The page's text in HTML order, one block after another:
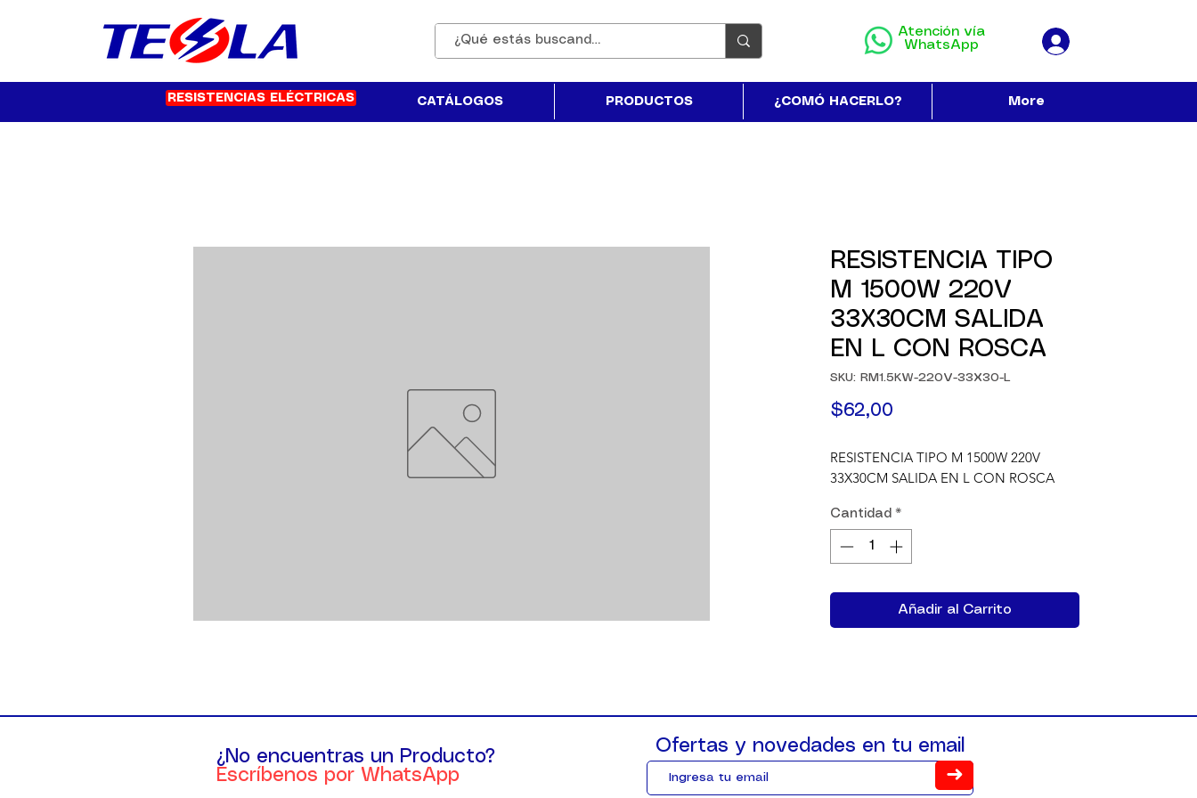
Atención vía
WhatsApp
RESISTENCIAS ELÉCTRICAS CATÁLOGOS PRODUCTOS ¿COMÓ HACERLO? More
RESISTENCIA TIPO
M 1500W 220V
33X30CM SALIDA
EN L CON ROSCA
SKU: RM1.5KW-220V-33X30-L
$62,00
RESISTENCIA TIPO M 1500W 220V
33X30CM SALIDA EN L CON ROSCA
Cantidad *
Añadir al Carrito
¿No encuentras un Producto?
Escríbenos por WhatsApp
Ofertas y novedades en tu email
➜